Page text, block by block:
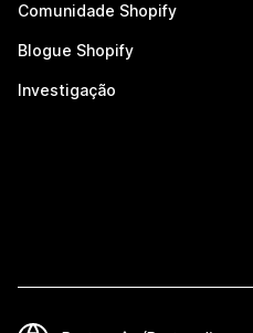
Comunidade Shopify
Blogue Shopify
Investigação